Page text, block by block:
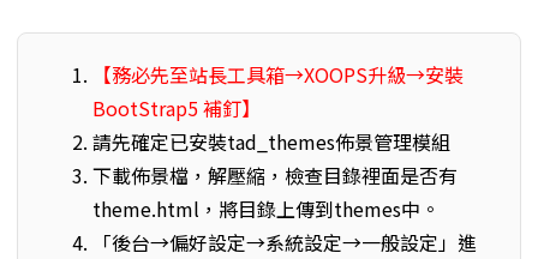
【務必先至站長工具箱→XOOPS升級→安裝
BootStrap5 補釘】
請先確定已安裝tad_themes佈景管理模組
下載佈景檔，解壓縮，檢查目錄裡面是否有
theme.html，將目錄上傳到themes中。
「後台→偏好設定→系統設定→一般設定」進